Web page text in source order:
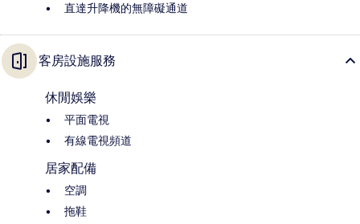
直達升降機的無障礙通道
客房設施服務
休閒娛樂
平面電視
有線電視頻道
居家配備
空調
拖鞋